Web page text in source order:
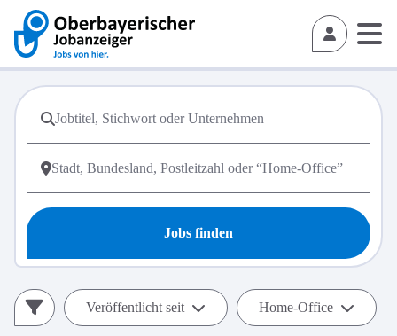
Jobs finden
Veröffentlicht seit Home-Office